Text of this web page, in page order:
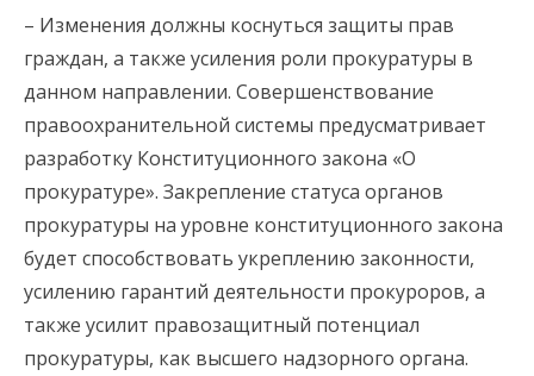
– Изменения должны коснуться защиты прав
граждан, а также усиления роли прокуратуры в
данном направлении. Совершенствование
правоохранительной системы предусматривает
разработку Конституционного закона «О
прокуратуре». Закрепление статуса органов
прокуратуры на уровне конституционного закона
будет способствовать укреплению законности,
усилению гарантий деятельности прокуроров, а
также усилит правозащитный потенциал
прокуратуры, как высшего надзорного органа.